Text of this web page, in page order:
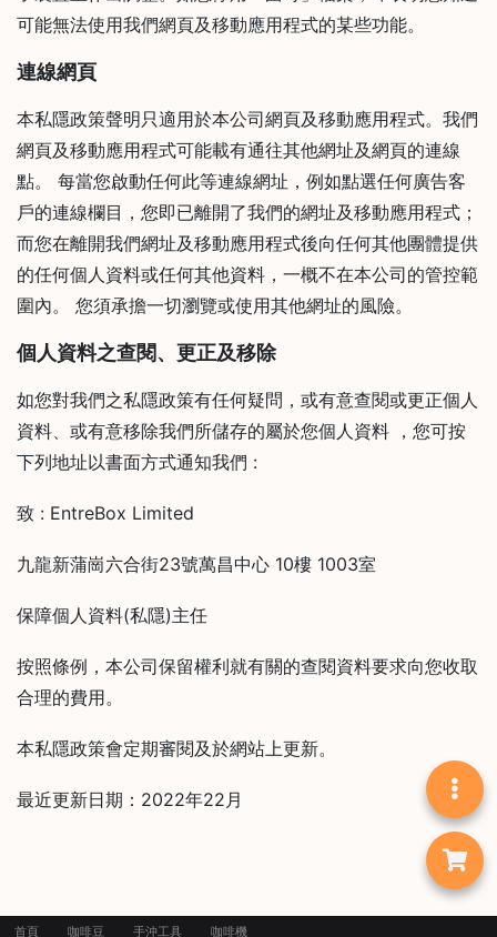
可能無法使用我們網頁及移動應用程式的某些功能。
連線網頁
本私隱政策聲明只適用於本公司網頁及移動應用程式。我們
網頁及移動應用程式可能載有通往其他網址及網頁的連線
點。 每當您啟動任何此等連線網址，例如點選任何廣告客
戶的連線欄目，您即已離開了我們的網址及移動應用程式；
而您在離開我們網址及移動應用程式後向任何其他團體提供
的任何個人資料或任何其他資料，一概不在本公司的管控範
圍內。 您須承擔一切瀏覽或使用其他網址的風險。
個人資料之查閱、更正及移除
如您對我們之私隱政策有任何疑問，或有意查閱或更正個人
資料、或有意移除我們所儲存的屬於您個人資料 ，您可按
下列地址以書面方式通知我們 :
致 : EntreBox Limited
九龍新蒲崗六合街23號萬昌中心 10樓 1003室
保障個人資料(私隱)主任
按照條例，本公司保留權利就有關的查閱資料要求向您收取
合理的費用。
本私隱政策會定期審閱及於網站上更新。
最近更新日期：2022年22月
首頁 咖啡豆 手沖工具 咖啡機